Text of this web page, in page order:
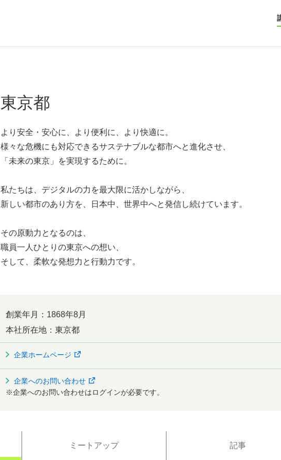
東京都
より安全・安心に、より便利に、より快適に。
様々な危機にも対応できるサステナブルな都市へと進化させ、
「未来の東京」を実現するために。
私たちは、デジタルの力を最大限に活かしながら、
新しい都市のあり方を、日本中、世界中へと発信し続けています。
その原動力となるのは、
職員一人ひとりの東京への想い、
そして、柔軟な発想力と行動力です。
創業年月： 1868年8月
本社所在地： 東京都
企業ホームページ
企業へのお問い合わせ
※企業へのお問い合わせはログインが必要です。
ミートアップ 記事